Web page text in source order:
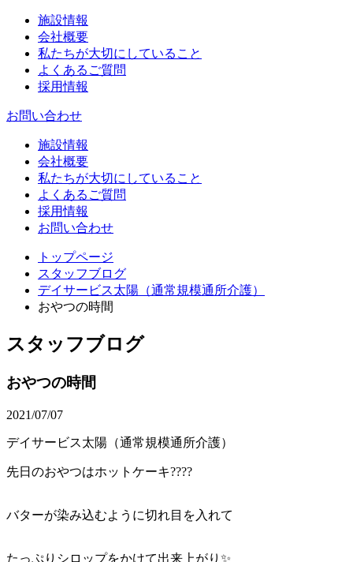
施設情報
会社概要
私たちが大切にしていること
よくあるご質問
採用情報
お問い合わせ
施設情報
会社概要
私たちが大切にしていること
よくあるご質問
採用情報
お問い合わせ
トップページ
スタッフブログ
デイサービス太陽（通常規模通所介護）
おやつの時間
スタッフブログ
おやつの時間
2021/07/07
デイサービス太陽（通常規模通所介護）
先日のおやつはホットケーキ????
バターが染み込むように切れ目を入れて
たっぷりシロップをかけて出来上がり✨